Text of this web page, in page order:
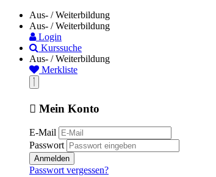
Aus- / Weiterbildung
Aus- / Weiterbildung
Login
Kurssuche
Aus- / Weiterbildung
Merkliste
Mein Konto
E-Mail
Passwort
Anmelden
Passwort vergessen?